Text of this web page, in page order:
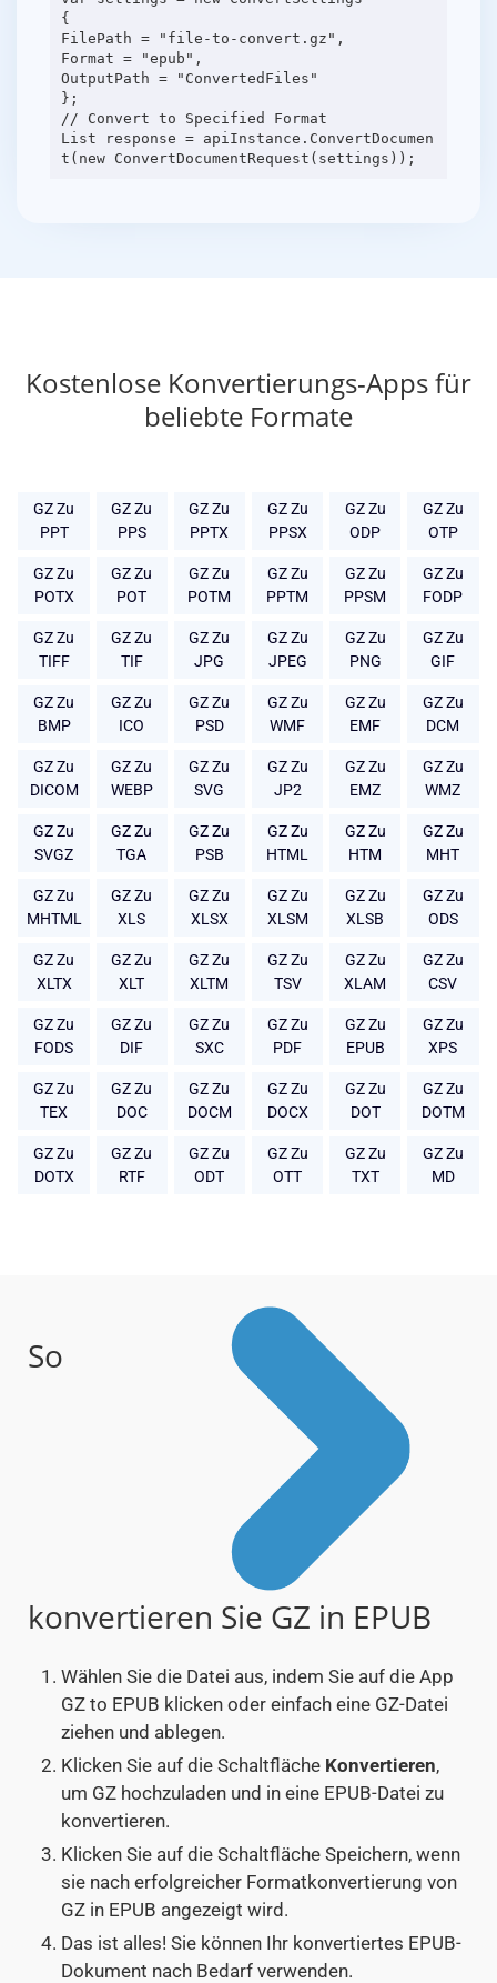
{
FilePath = "file-to-convert.gz",
Format = "epub",
OutputPath = "ConvertedFiles"
};
// Convert to Specified Format
List response = apiInstance.ConvertDocumen
Kostenlose Konvertierungs-Apps für
beliebte Formate
GZ Zu
PPT
GZ Zu
PPS
GZ Zu
PPTX
GZ Zu
PPSX
GZ Zu
ODP
GZ Zu
OTP
GZ Zu
POTX
GZ Zu
POT
GZ Zu
POTM
GZ Zu
PPTM
GZ Zu
PPSM
GZ Zu
FODP
GZ Zu
TIFF
GZ Zu
TIF
GZ Zu
JPG
GZ Zu
JPEG
GZ Zu
PNG
GZ Zu
GIF
GZ Zu
BMP
GZ Zu
ICO
GZ Zu
PSD
GZ Zu
WMF
GZ Zu
EMF
GZ Zu
DCM
GZ Zu
DICOM
GZ Zu
WEBP
GZ Zu
SVG
GZ Zu
JP2
GZ Zu
EMZ
GZ Zu
WMZ
GZ Zu
SVGZ
GZ Zu
TGA
GZ Zu
PSB
GZ Zu
HTML
GZ Zu
HTM
GZ Zu
MHT
GZ Zu
MHTML
GZ Zu
XLS
GZ Zu
XLSX
GZ Zu
XLSM
GZ Zu
XLSB
GZ Zu
ODS
GZ Zu
XLTX
GZ Zu
XLT
GZ Zu
XLTM
GZ Zu
TSV
GZ Zu
XLAM
GZ Zu
CSV
GZ Zu
FODS
GZ Zu
DIF
GZ Zu
SXC
GZ Zu
PDF
GZ Zu
EPUB
GZ Zu
XPS
GZ Zu
TEX
GZ Zu
DOC
GZ Zu
DOCM
GZ Zu
DOCX
GZ Zu
DOT
GZ Zu
DOTM
GZ Zu
DOTX
GZ Zu
RTF
GZ Zu
ODT
GZ Zu
OTT
GZ Zu
TXT
GZ Zu
MD
So
konvertieren Sie GZ in EPUB
Wählen Sie die Datei aus, indem Sie auf die App
GZ to EPUB klicken oder einfach eine GZ-Datei
ziehen und ablegen.
Klicken Sie auf die Schaltfläche Konvertieren,
um GZ hochzuladen und in eine EPUB-Datei zu
konvertieren.
Klicken Sie auf die Schaltfläche Speichern, wenn
sie nach erfolgreicher Formatkonvertierung von
GZ in EPUB angezeigt wird.
Das ist alles! Sie können Ihr konvertiertes EPUB-
Dokument nach Bedarf verwenden.